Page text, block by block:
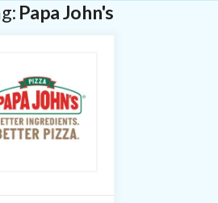
Papa John's הנחה